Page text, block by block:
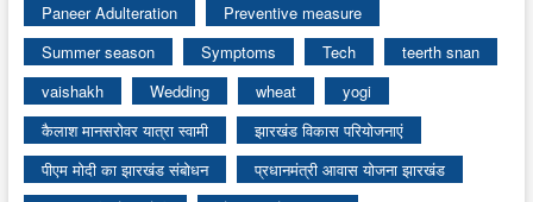
Paneer Adulteration
Preventive measure
Summer season
Symptoms Tech
teerth snan
vaishakh
Wedding wheat
yogi
कैलाश मानसरोवर यात्रा स्वामी
झारखंड विकास परियोजनाएं
पीएम मोदी का झारखंड संबोधन
प्रधानमंत्री आवास योजना झारखंड